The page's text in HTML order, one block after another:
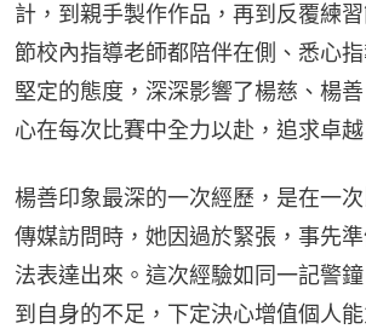
計，到親手製作作品，再到反覆練
節校內指導老師都陪伴在側、悉心
堅定的態度，深深影響了楊慈、楊
心在每次比賽中全力以赴，追求卓越
楊善印象最深的一次經歷，是在一
傳媒訪問時，她因過於緊張，事先
法表達出來。這次經驗如同一記警
到自身的不足，下定決心增值個人